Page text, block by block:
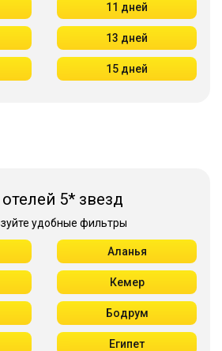
11 дней
13 дней
15 дней
5* звезд
удобные фильтры
Аланья
Кемер
Бодрум
Египет